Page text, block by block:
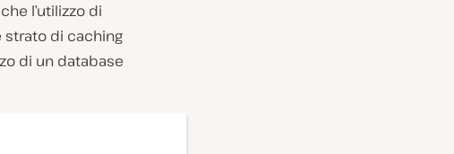
l’utilizzo di
strato di caching
di un database